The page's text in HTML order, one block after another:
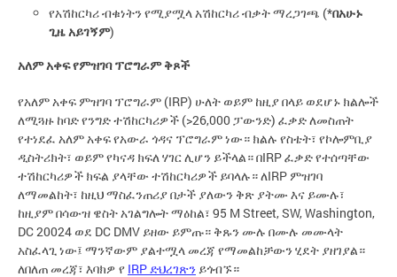
የአሽከርካሪ ብቁነትን የሚያሟላ አሽከርካሪ ብቃት ማረጋገጫ (*በአሁኑ
ጊዜ አይገኝም)
አለም አቀፍ የምዝገባ ፕሮግራም ቅጾች
የአለም አቀፍ ምዝገባ ፕሮግራም (IRP) ሁለት ወይም ከዚያ በላይ ወደሆኑ ክልሎች
ለሚጓዙ ከባድ የንግድ ተሽከርካሪዎች (>26,000 ፓውንድ) ፈቃድ ለመስጠት
የተነደፈ አለም አቀፍ የአውራ ጎዳና ፕሮግራም ነው። ክልሉ የስቴት፣ የኮሎምቢያ
ዲስትሪክት፣ ወይም የካናዳ ክፍለ ሃገር ሊሆን ይችላል። በIRP ፈቃድ የተሰጣቸው
ተሽከርካሪዎች ክፍል ያላቸው ተሽከርካሪዎች ይባላሉ። ለIRP ምዝገባ
ለማመልከት፣ ከዚህ ማስፈንጠሪያ በታች ያለውን ቅጽ ያትሙ እና ይሙሉ፣
ከዚያም በሳውዝ ዌስት አገልግሎት ማዕከል፣ 95 M Street, SW, Washington,
DC 20024 ወደ DC DMV ይዘው ይምጡ። ቅጹን ሙሉ በሙሉ መሙላት
አስፈላጊ ነው፤ ማንኛውም ያልተሟላ መረጃ የማመልከቻውን ሂደት ያዘገያል።
ለበለጠ መረጃ፣ እባክዎ የ IRP ድህረገጽን ይጎብኙ።